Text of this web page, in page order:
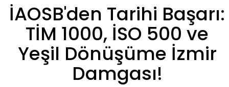
İAOSB'den Tarihi Başarı:
TİM 1000, İSO 500 ve
Yeşil Dönüşüme İzmir
Damgası!